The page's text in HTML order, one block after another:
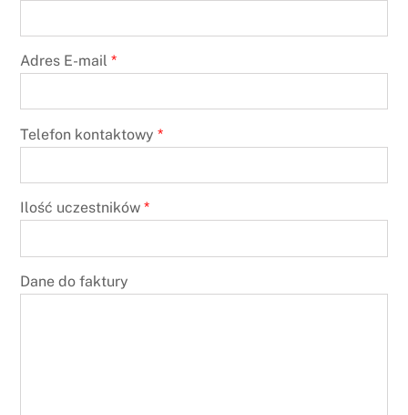
Adres E-mail*
Telefon kontaktowy*
Ilość uczestników*
Dane do faktury